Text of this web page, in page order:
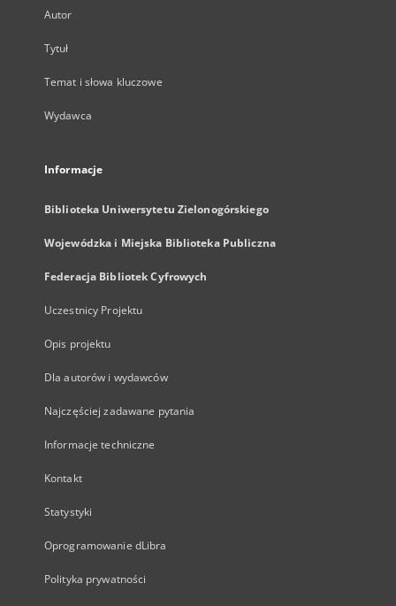
Autor
Tytuł
Temat i słowa kluczowe
Wydawca
Informacje
Biblioteka Uniwersytetu Zielonogórskiego
Wojewódzka i Miejska Biblioteka Publiczna
Federacja Bibliotek Cyfrowych
Uczestnicy Projektu
Opis projektu
Dla autorów i wydawców
Najczęściej zadawane pytania
Informacje techniczne
Kontakt
Statystyki
Oprogramowanie dLibra
Polityka prywatności